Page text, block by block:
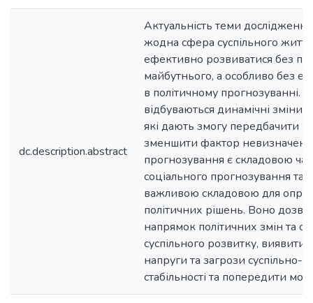
dc.description.abstract
Актуальність теми
жодна сфера суспільного
ефективно розвиватися без
майбутнього, а особливо без
в політичному прогнозуванні.
відбуваються динамічні зміни,
які дають змогу передбачити
зменшити фактор
прогнозування є складовою
соціального прогнозування та
важливою складовою для
політичних рішень. Воно
напрямок політичних змін та
суспільного розвитку, виявити
напруги та загрози суспільно-
стабільності та попередити